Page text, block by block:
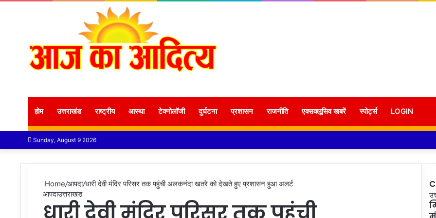
होम उत्तराखंड राष्ट्रीय आस्था टेक्नोलॉजी दुर्घटना प्रशासन राजनीति एक्सक्लूसिव खबरें स्पोर्ट्स LOGIN
Sunday, August 9 2026
Home/आपदा/धारी देवी मंदिर परिसर तक पहुंची अलकनंदा खतरे को देखते हुए प्रशासन हुआ अलर्ट
आपदाउत्तराखंड